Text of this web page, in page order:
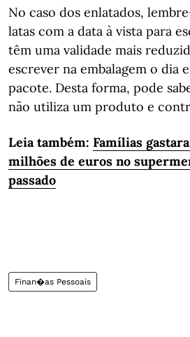
No caso dos enlatados,
latas com a data à vista para
têm uma validade mais
escrever na embalagem o dia
pacote. Desta forma, pode
não utiliza um produto e
Leia também: Famílias
milhões de euros no
passado
Finan�as Pessoais